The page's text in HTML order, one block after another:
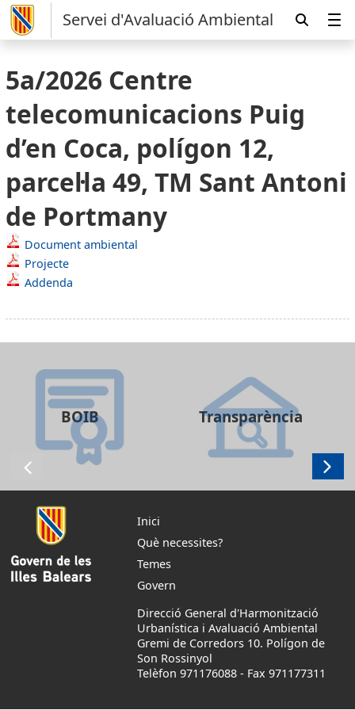
Servei d'Avaluació Ambiental
5a/2026 Centre
telecomunicacions Puig
d’en Coca, polígon 12,
parcel·la 49, TM Sant Antoni
de Portmany
Document ambiental
Projecte
Addenda
BOIB Transparència
Inici
Què necessites?
Temes
Govern
Direcció General d'Harmonització
Urbanística i Avaluació Ambiental
Gremi de Corredors 10. Polígon de
Son Rossinyol
Telèfon 971176088 - Fax 971177311